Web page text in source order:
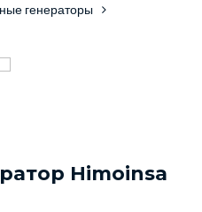
генераторы
Himoinsa